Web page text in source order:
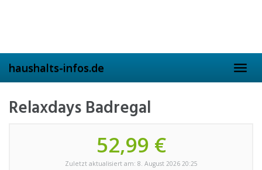
haushalts-infos.de
Relaxdays Badregal
52,99 €
Zuletzt aktualisiert am: 8. August 2026 20:25